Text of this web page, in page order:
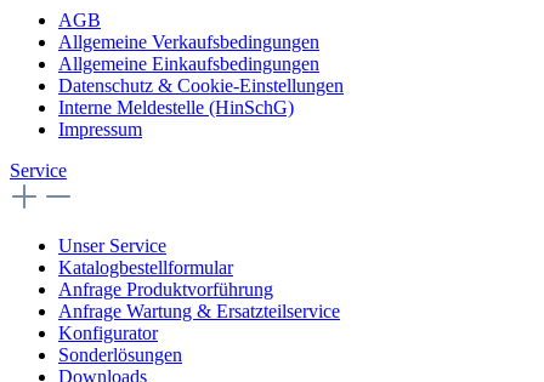
AGB
Allgemeine Verkaufsbedingungen
Allgemeine Einkaufsbedingungen
Datenschutz & Cookie-Einstellungen
Interne Meldestelle (HinSchG)
Impressum
Service
Unser Service
Katalogbestellformular
Anfrage Produktvorführung
Anfrage Wartung & Ersatzteilservice
Konfigurator
Sonderlösungen
Downloads